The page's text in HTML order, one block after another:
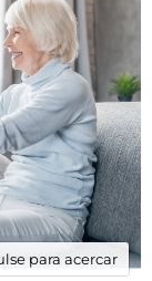
para acercar